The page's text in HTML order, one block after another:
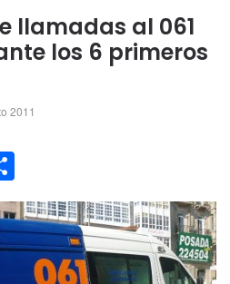
llamadas al 061
los 6 primeros
2011